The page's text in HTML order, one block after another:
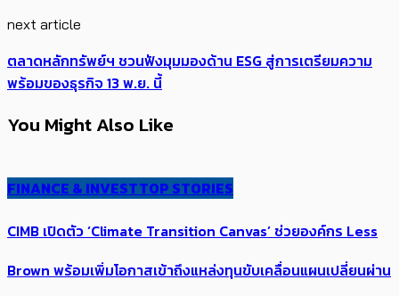
next article
ตลาดหลักทรัพย์ฯ ชวนฟังมุมมองด้าน ESG สู่การเตรียมความ
พร้อมของธุรกิจ 13 พ.ย. นี้
You Might Also Like
FINANCE & INVESTTOP STORIES
CIMB เปิดตัว ‘Climate Transition Canvas’ ช่วย​องค์กร​ Less
Brown พร้อมเพิ่มโอกาสเข้าถึงแหล่งทุนขับเคลื่อนแผนเปลี่ยนผ่าน